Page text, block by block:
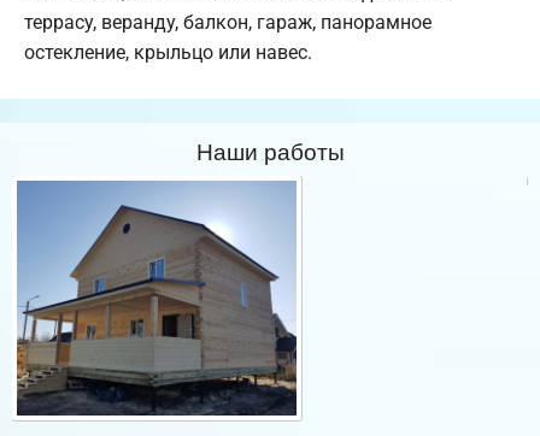
террасу, веранду, балкон, гараж, панорамное
остекление, крыльцо или навес.
Наши работы